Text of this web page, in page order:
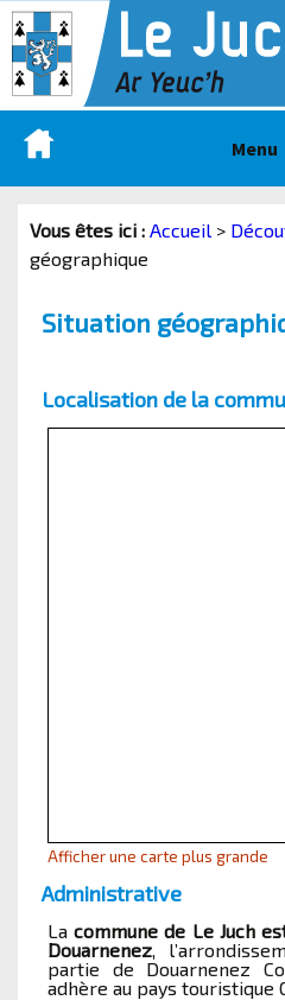
Menu
Vous êtes ici : Accueil >
géographique
Situation
Localisation de la
Afficher une carte plus grande
Administrative
Lacommune de Le Juch
Douarnenez ,
partie de Douarnenez
adhère au pays touristique